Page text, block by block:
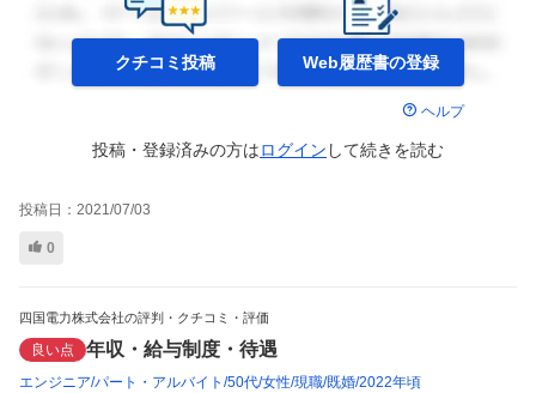
クチコミ投稿 Web履歴書の登録
ヘルプ
投稿・登録済みの方はログイン して続きを読む
投稿日： 2021/07/03
0
四国電力株式会社の評判・クチコミ・評価
良い点 年収・給与制度・待遇
エンジニア パート・アルバイト 50代 女性 現職 既婚 2022年頃